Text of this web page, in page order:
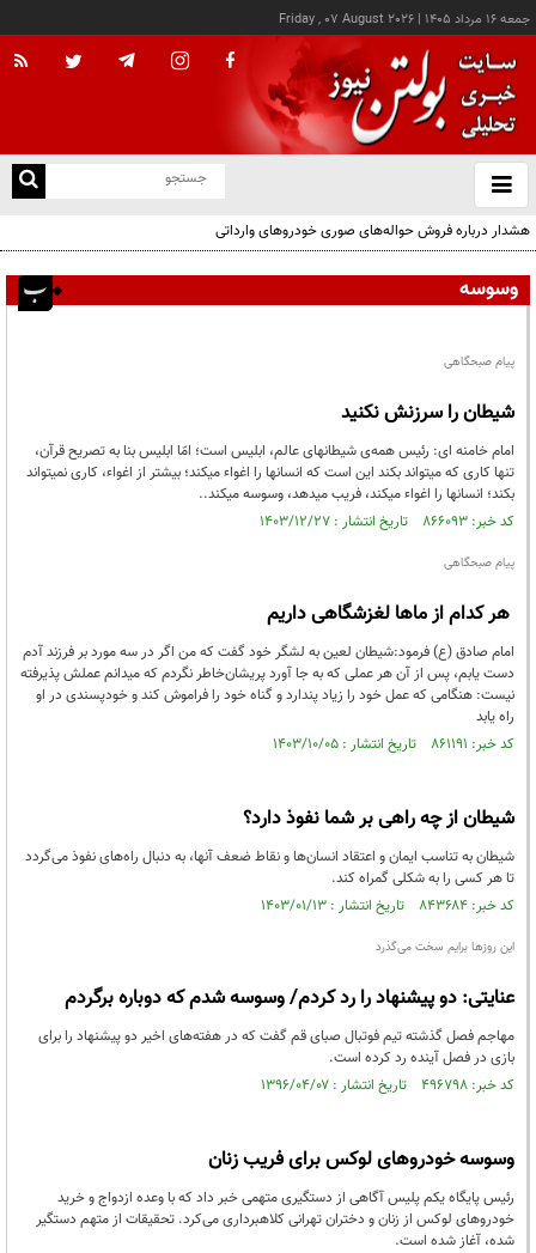
جمعه ۱۶ مرداد ۱۴۰۵ |
Friday , 07 August 2026
باز
و
هشدار درباره فروش حواله‌های صوری خودروهای وارداتی
وسوسه
پیام صبحگاهی
شیطان را سرزنش نکنید
امام خامنه ای: رئیس همه‌ی شیطانهای عالم، ابلیس است؛ امّا ابلیس بنا به تصریح قرآن،
تنها کاری که میتواند بکند این است که انسانها را اغواء میکند؛ بیشتر از اغواء، کاری نمیتواند
بکند؛ انسانها را اغواء میکند، فریب میدهد، وسوسه میکند..
کد خبر: ۸۶۶۰۹۳ تاریخ انتشار : ۱۴۰۳/۱۲/۲۷
پیام صبحگاهی
هر کدام ‌از ماها لغزشگاهی داریم
امام صادق (ع) فرمود:شیطان لعین به لشگر خود گفت که من اگر در سه مورد بر فرزند آدم
دست یابم، پس از آن هر عملى که به‌ جا آورد پریشان‌خاطر نگردم که میدانم عملش پذیرفته
نیست: هنگامى که عمل خود را زیاد پندارد و گناه خود را فراموش کند و خودپسندى در او
راه یابد
کد خبر: ۸۶۱۱۹۱ تاریخ انتشار : ۱۴۰۳/۱۰/۰۵
شیطان از چه راهی بر شما نفوذ دارد؟
شیطان به تناسب ایمان و اعتقاد انسان‌ها و نقاط ضعف آنها، به دنبال راه‌های نفوذ می‌گردد
تا هر کسی را به شکلی گمراه کند.
کد خبر: ۸۴۳۶۸۴ تاریخ انتشار : ۱۴۰۳/۰۱/۱۳
این روزها برایم سخت می‌گذرد
عنایتی: دو پیشنهاد را رد کردم/ وسوسه شدم که دوباره برگردم
مهاجم فصل گذشته تیم فوتبال صبای قم گفت که در هفته‌های اخیر دو پیشنهاد را برای
بازی در فصل آینده رد کرده است.
کد خبر: ۴۹۶۷۹۸ تاریخ انتشار : ۱۳۹۶/۰۴/۰۷
وسوسه خودروهای لوکس برای فریب زنان
رئیس پایگاه یکم پلیس آگاهی از دستگیری متهمی خبر داد که با وعده ازدواج و خرید
خودروهای لوکس از زنان و دختران تهرانی کلاهبرداری می‌کرد. تحقیقات از متهم دستگیر
شده، آغاز شده است.